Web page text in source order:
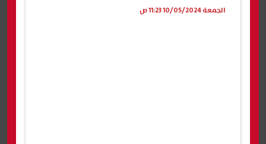
الجمعة 10/05/2024 11:23 ص